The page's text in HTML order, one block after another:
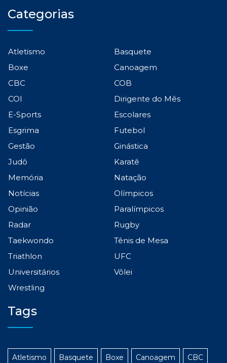
Categorias
Atletismo
Basquete
Boxe
Canoagem
CBC
COB
COI
Dirigente do Mês
E-Sports
Escolares
Esgrima
Futebol
Gestão
Ginástica
Judô
Karatê
Memória
Natação
Notícias
Olímpicos
Opinião
Paralímpicos
Radar
Rugby
Taekwondo
Tênis de Mesa
Triathlon
UFC
Universitários
Vôlei
Wrestling
Tags
Atletismo Basquete Boxe Canoagem CBC